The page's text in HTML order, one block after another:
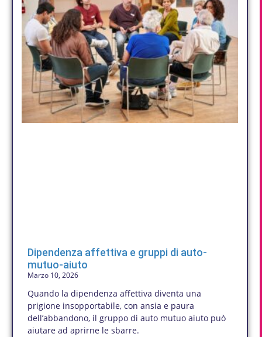
Dipendenza affettiva e gruppi di auto-
mutuo-aiuto
Marzo 10, 2026
Quando la dipendenza affettiva diventa una
prigione insopportabile, con ansia e paura
dell’abbandono, il gruppo di auto mutuo aiuto può
aiutare ad aprirne le sbarre.